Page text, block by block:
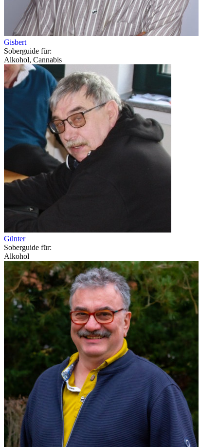
Gisbert
Soberguide für:
Alkohol, Cannabis
Günter
Soberguide für:
Alkohol